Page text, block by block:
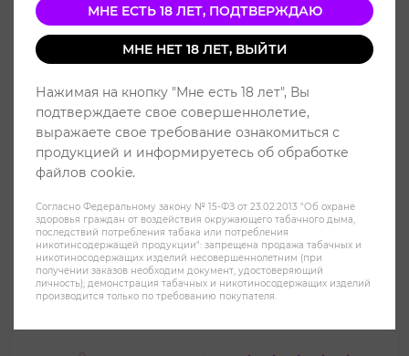
Elf Bar 800 Ананас Кокос - Pina
Colada
МНЕ ЕСТЬ 18 ЛЕТ, ПОДТВЕРЖДАЮ
МНЕ НЕТ 18 ЛЕТ, ВЫЙТИ
Нажимая на кнопку "Мне есть 18 лет", Вы
подтверждаете свое совершеннолетие,
выражаете свое требование ознакомиться с
продукцией и информируетесь об обработке
файлов cookie.
Согласно Федеральному закону № 15-ФЗ от 23.02.2013 "Об охране
здоровья граждан от воздействия окружающего табачного дыма,
последствий потребления табака или потребления
никотинсодержащей продукции": запрещена продажа табачных и
никотиносодержащих изделий несовершеннолетним (при
получении заказов необходим документ, удостоверяющий
личность); демонстрация табачных и никотиносодержащих изделий
производится только по требованию покупателя.